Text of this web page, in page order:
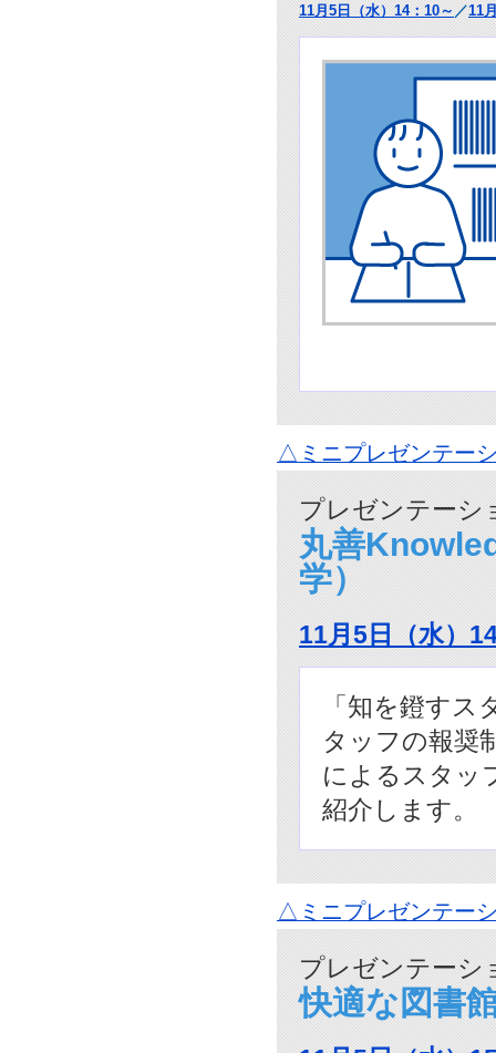
11月5日（水）14：10～ ／11
△ミニプレゼンテー
プレゼンテーシ
丸善
学）
11月5日（水）
「知を鐙す
タッフの報奨
によるスタッ
紹介します。
△ミニプレゼンテー
プレゼンテーシ
快適な図書